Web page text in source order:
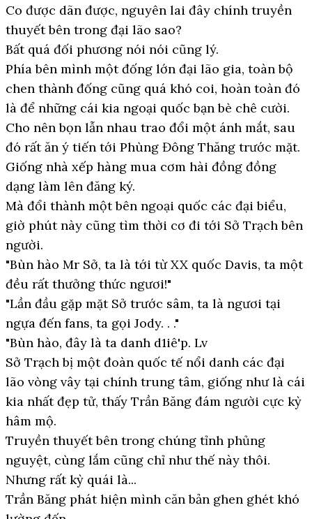
Co được dãn được, nguyên lai đây chính truyền
thuyết bên trong đại lão sao?
Bất quá đối phương nói nói cũng lý.
Phía bên mình một đống lớn đại lão gia, toàn bộ
chen thành đống cũng quá khó coi, hoàn toàn đó
là để những cái kia ngoại quốc bạn bè chê cười.
Cho nên bọn lẫn nhau trao đổi một ánh mắt, sau
đó rất ăn ý tiến tới Phùng Đông Thăng trước mặt.
Giống nhà xếp hàng mua cơm hài đồng đồng
dạng làm lên đăng ký.
Mà đổi thành một bên ngoại quốc các đại biểu,
giờ phút này cũng tìm thời cơ đi tới Sở Trạch bên
người.
"Bùn hào Mr Sở, ta là tới từ XX quốc Davis, ta một
đều rất thưởng thức ngươi!"
"Lần đầu gặp mặt Sở trước sâm, ta là ngươi tại
ngựa đến fans, ta gọi Jody. . ."
"Bùn hào, đây là ta danh d1iê'p. Lv
Sở Trạch bị một đoàn quốc tế nổi danh các đại
lão vòng vây tại chính trung tâm, giống như là cái
kia nhất đẹp tử, thấy Trần Băng đám người cực kỳ
hâm mộ.
Truyền thuyết bên trong chúng tỉnh phủng
nguyệt, cùng lắm cũng chỉ như thế này thôi.
Nhưng rất kỳ quái là...
Trần Băng phát hiện mình căn bản ghen ghét khó